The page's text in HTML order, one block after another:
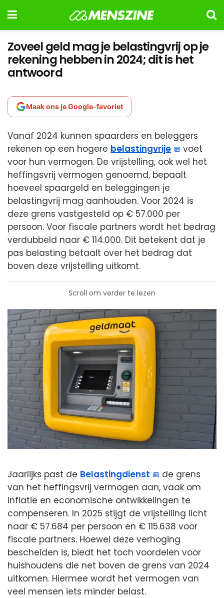
Zoveel geld mag je belastingvrij op je
rekening hebben in 2024; dit is het
antwoord
Maak ons je Google-favoriet
Vanaf 2024 kunnen spaarders en beleggers
rekenen op een hogere belastingvrije
voet
voor hun vermogen. De vrijstelling, ook wel het
heffingsvrij vermogen genoemd, bepaalt
hoeveel spaargeld en beleggingen je
belastingvrij mag aanhouden. Voor 2024 is
deze grens vastgesteld op € 57.000 per
persoon. Voor fiscale partners wordt het bedrag
verdubbeld naar € 114.000. Dit betekent dat je
pas belasting betaalt over het bedrag dat
boven deze vrijstelling uitkomt.
Scroll om verder te lezen
Jaarlijks past de Belastingdienst
de grens
van het heffingsvrij vermogen aan, vaak om
inflatie en economische ontwikkelingen te
compenseren. In 2025 stijgt de vrijstelling licht
naar € 57.684 per persoon en € 115.638 voor
fiscale partners. Hoewel deze verhoging
bescheiden is, biedt het toch voordelen voor
huishoudens die net boven de grens van 2024
uitkomen. Hiermee wordt het vermogen van
veel mensen iets minder belast.